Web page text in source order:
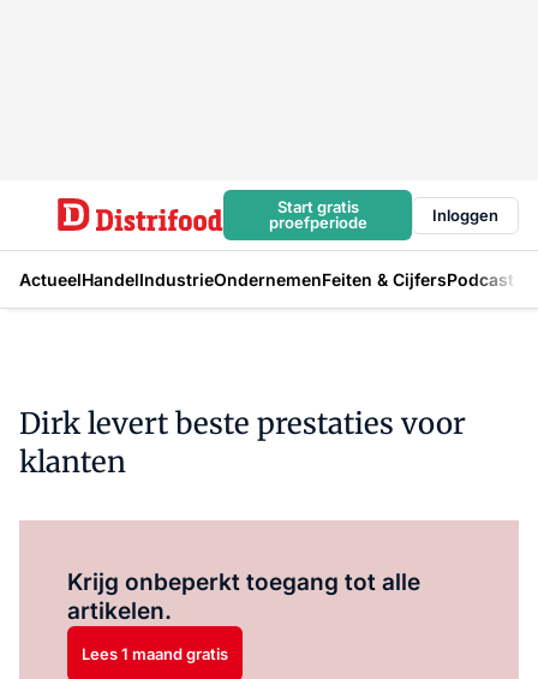
Start gratis
proefperiode
Inloggen
ActueelHandelIndustrieOndernemenFeiten & CijfersPodcast
Dirk levert beste prestaties voor
klanten
Krijg onbeperkt toegang tot alle
artikelen.
Lees 1 maand gratis